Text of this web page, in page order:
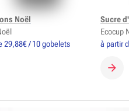
29,88€ / 10 gobelets
MON GOBELET
Noël
à partir
Sucre
Ecocup